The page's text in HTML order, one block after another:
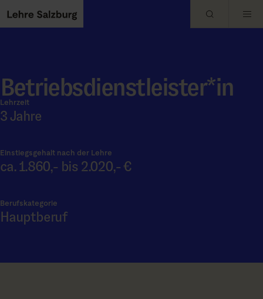
Skip to main content
Betriebsdienstleister*in
Lehrzeit
3 Jahre
Einstiegsgehalt nach der Lehre
ca. 1.860,- bis 2.020,- €
Berufskategorie
Hauptberuf